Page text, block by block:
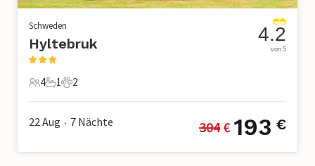
Schweden
Hyltebruk
4 Gäste
4
1 Badezimmer
1
2 Haustiere
2
4.2
von 5
22 Aug • 7 Nächte 304 € 193 €